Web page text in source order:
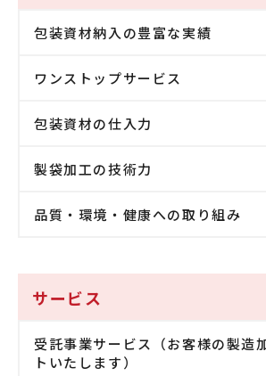
包装資材納入の豊富な実績
ワンストップサービス
包装資材の仕入力
製袋加工の技術力
品質・環境・健康への取り組み
サービス
受託事業サービス（お客様の製造
トいたします）